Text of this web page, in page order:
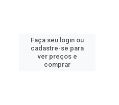
Faça seu login ou
cadastre-se para
ver preços e
comprar